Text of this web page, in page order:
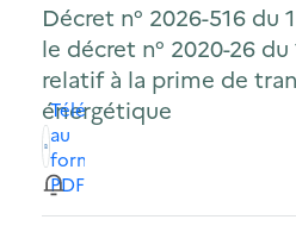
Décret n° 2026-516
le décret n° 2020-26
relatif à la prime de
énergétique
Télécharger
au
format
PDF